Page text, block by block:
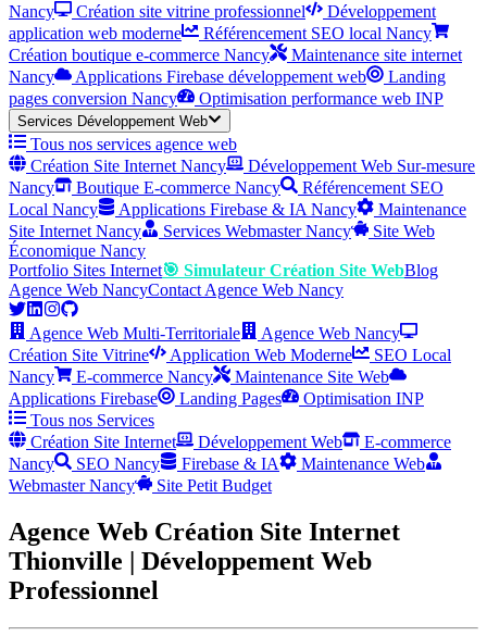
Nancy
Création site vitrine professionnel
Développement
application web moderne
Référencement SEO local Nancy
Création boutique e-commerce Nancy
Maintenance site internet
Nancy
Applications Firebase développement web
Landing
pages conversion Nancy
Optimisation performance web INP
Services Développement Web
Tous nos services agence web
Création Site Internet Nancy
Développement Web Sur-mesure
Nancy
Boutique E-commerce Nancy
Référencement SEO
Local Nancy
Applications Firebase & IA Nancy
Maintenance
Site Internet Nancy
Services Webmaster Nancy
Site Web
Économique Nancy
Portfolio Sites Internet🎯 Simulateur Création Site WebBlog
Agence Web NancyContact Agence Web Nancy
Agence Web Multi-Territoriale
Agence Web Nancy
Création Site Vitrine
Application Web Moderne
SEO Local
Nancy
E-commerce Nancy
Maintenance Site Web
Applications Firebase
Landing Pages
Optimisation INP
Tous nos Services
Création Site Internet
Développement Web
E-commerce
Nancy
SEO Nancy Firebase & IA
Maintenance Web
Webmaster Nancy
Site Petit Budget
Agence Web Création Site Internet
Thionville | Développement Web
Professionnel